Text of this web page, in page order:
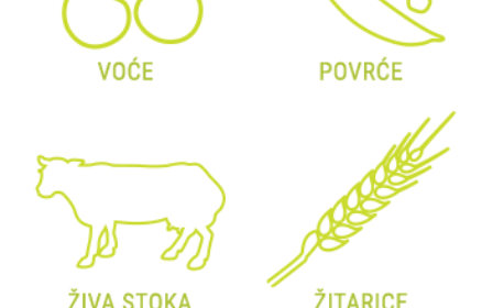
INPUTI
JAJA I ŽIVINSKO MESO
POVRĆE
VOĆE
ŽITARICE
ŽIVA STOKA